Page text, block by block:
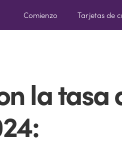
Comienzo Tarjetas de
la tasa